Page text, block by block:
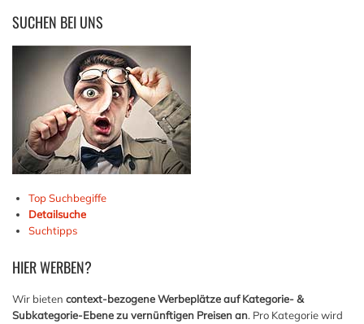
SUCHEN BEI UNS
Top Suchbegiffe
Detailsuche
Suchtipps
HIERWERBEN?
Wir bieten context-bezogene Werbeplätze auf Kategorie- &
Subkategorie-Ebene zu vernünftigen Preisen an. Pro Kategorie wird